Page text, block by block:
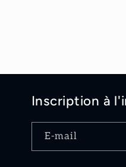
Inscription à
E-mail